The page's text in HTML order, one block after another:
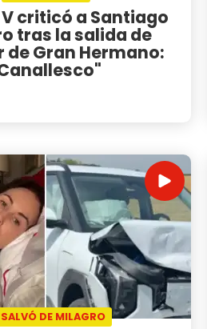
V criticó a Santiago
tras la salida de
Gran Hermano:
SALVÓ DE MILAGRO